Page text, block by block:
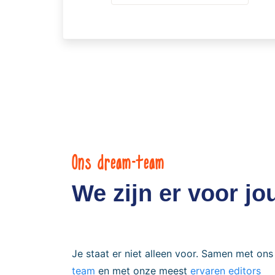
Ons dream-team
We zijn er voor
Je staat er niet alleen voor. Samen met ons
team en met onze meest ervaren editors